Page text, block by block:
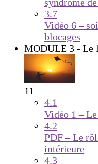
3.7
Vidéo 6 –
blocages
MODULE 3 - Le
11
4.1
Vidéo 1 –
4.2
PDF – Le
intérieure
4.3